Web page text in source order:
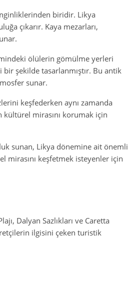
biridir. Likya
çıkarır. Kaya mezarları,
ölülerin gömülme yerleri
şekilde tasarlanmıştır. Bu antik
sunar.
keşfederken aynı zamanda
kültürel mirasını korumak için
sunan, Likya dönemine ait önemli
mirasını keşfetmek isteyenler için
Dalyan Sazlıkları ve Caretta
ilgisini çeken turistik